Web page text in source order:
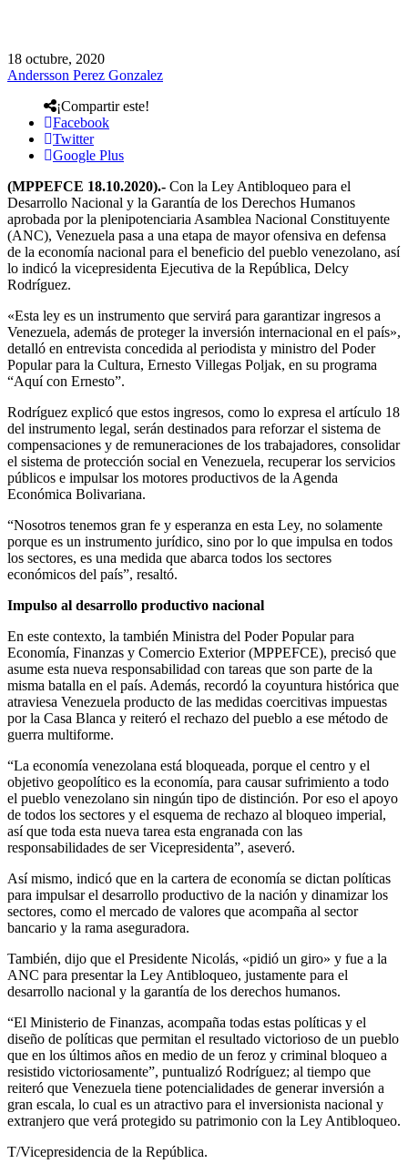
18 octubre, 2020
Andersson Perez Gonzalez
¡Compartir este!
Facebook
Twitter
Google Plus
(MPPEFCE 18.10.2020).- Con la Ley Antibloqueo para el
Desarrollo Nacional y la Garantía de los Derechos Humanos
aprobada por la plenipotenciaria Asamblea Nacional Constituyente
(ANC), Venezuela pasa a una etapa de mayor ofensiva en defensa
de la economía nacional para el beneficio del pueblo venezolano, así
lo indicó la vicepresidenta Ejecutiva de la República, Delcy
Rodríguez.
«Esta ley es un instrumento que servirá para garantizar ingresos a
Venezuela, además de proteger la inversión internacional en el país»,
detalló en entrevista concedida al periodista y ministro del Poder
Popular para la Cultura, Ernesto Villegas Poljak, en su programa
“Aquí con Ernesto”.
Rodríguez explicó que estos ingresos, como lo expresa el artículo 18
del instrumento legal, serán destinados para reforzar el sistema de
compensaciones y de remuneraciones de los trabajadores, consolidar
el sistema de protección social en Venezuela, recuperar los servicios
públicos e impulsar los motores productivos de la Agenda
Económica Bolivariana.
“Nosotros tenemos gran fe y esperanza en esta Ley, no solamente
porque es un instrumento jurídico, sino por lo que impulsa en todos
los sectores, es una medida que abarca todos los sectores
económicos del país”, resaltó.
Impulso al desarrollo productivo nacional
En este contexto, la también Ministra del Poder Popular para
Economía, Finanzas y Comercio Exterior (MPPEFCE), precisó que
asume esta nueva responsabilidad con tareas que son parte de la
misma batalla en el país. Además, recordó la coyuntura histórica que
atraviesa Venezuela producto de las medidas coercitivas impuestas
por la Casa Blanca y reiteró el rechazo del pueblo a ese método de
guerra multiforme.
“La economía venezolana está bloqueada, porque el centro y el
objetivo geopolítico es la economía, para causar sufrimiento a todo
el pueblo venezolano sin ningún tipo de distinción. Por eso el apoyo
de todos los sectores y el esquema de rechazo al bloqueo imperial,
así que toda esta nueva tarea esta engranada con las
responsabilidades de ser Vicepresidenta”, aseveró.
Así mismo, indicó que en la cartera de economía se dictan políticas
para impulsar el desarrollo productivo de la nación y dinamizar los
sectores, como el mercado de valores que acompaña al sector
bancario y la rama aseguradora.
También, dijo que el Presidente Nicolás, «pidió un giro» y fue a la
ANC para presentar la Ley Antibloqueo, justamente para el
desarrollo nacional y la garantía de los derechos humanos.
“El Ministerio de Finanzas, acompaña todas estas políticas y el
diseño de políticas que permitan el resultado victorioso de un pueblo
que en los últimos años en medio de un feroz y criminal bloqueo a
resistido victoriosamente”, puntualizó Rodríguez; al tiempo que
reiteró que Venezuela tiene potencialidades de generar inversión a
gran escala, lo cual es un atractivo para el inversionista nacional y
extranjero que verá protegido su patrimonio con la Ley Antibloqueo.
T/Vicepresidencia de la República.